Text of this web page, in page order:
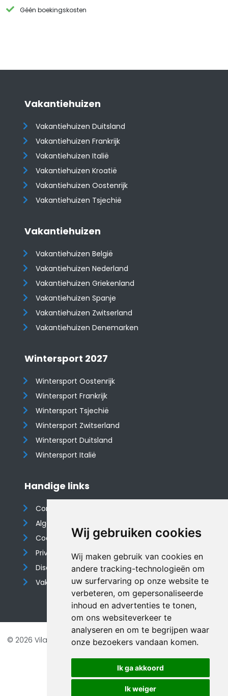
Wij gebruiken cookies
Wij maken gebruik van cookies en
andere tracking-technologieën om
uw surfervaring op onze website te
verbeteren, om gepersonaliseerde
inhoud en advertenties te tonen,
om ons websiteverkeer te
analyseren en om te begrijpen waar
onze bezoekers vandaan komen.
Ik ga akkoord
Ik weiger
Géén boekingskosten
Vakantiehuizen
Vakantiehuizen Duitsland
Vakantiehuizen Frankrijk
Vakantiehuizen Italië
Vakantiehuizen Kroatië
​​​​​​​Vakantiehuizen Oostenrijk
Vakantiehuizen Tsjechië
Vakantiehuizen
Vakantiehuizen België
Vakantiehuizen Nederland
Vakantiehuizen Griekenland
Vakantiehuizen Spanje
​​​​​​​Vakantiehuizen Zwitserland
Vakantiehuizen Denemarken
Wintersport 2027
Wintersport Oostenrijk
Wintersport Frankrijk
Wintersport Tsjechië
Wintersport Zwitserland
Wintersport Duitsland
Wintersport Italië
Handige links
Contact
Algemene voorwaarden
Cookieverklaring
Privacyverklaring
Disclaimer
Vakantiehuis website
© 2026 Vilando Vakantiehuizen |Website door FalcoTravel